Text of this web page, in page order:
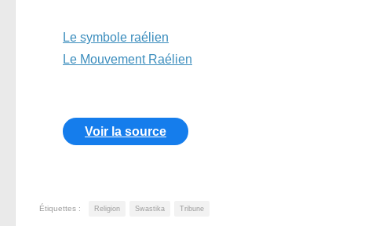
Le symbole raélien
Le Mouvement Raélien
Voir la source
Étiquettes : Religion Swastika Tribune